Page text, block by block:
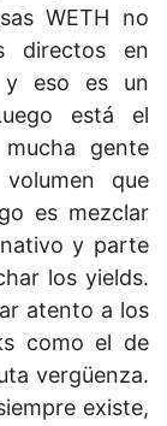
WETH no
directos en
y eso es un
está el
gente
que
es mezclar
y parte
los yields.
atento a los
como el de
vergüenza.
existe,